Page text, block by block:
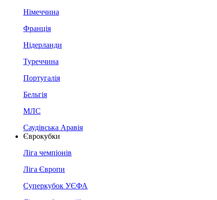
Німеччина
Франція
Нідерланди
Туреччина
Португалія
Бельгія
МЛС
Саудівська Аравія
Єврокубки
Ліга чемпіонів
Ліга Європи
Суперкубок УЄФА